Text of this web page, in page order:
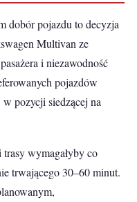
dobór pojazdu to decyzja
Multivan ze
i niezawodność
pojazdów
pozycji siedzącej na
wymagałyby co
trwającego 30–60 minut.